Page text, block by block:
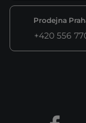
Prodejna
+420 556